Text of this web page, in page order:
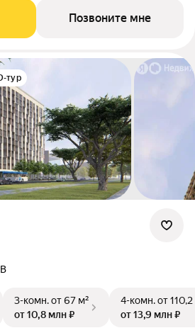
Позвоните мне
тур
3-комн.от 67 м²
от 10,8 млн ₽
4-комн.от
от 13,9 млн ₽